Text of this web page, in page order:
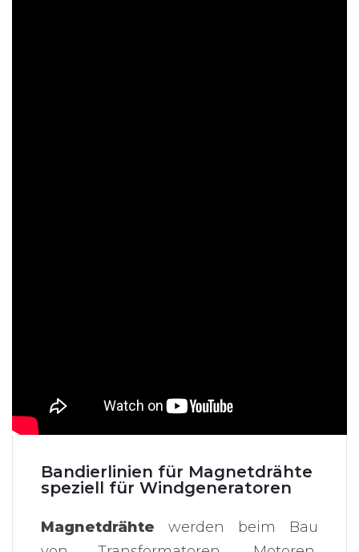
Bandierlinien für Magnetdrähte
speziell für Windgeneratoren
Magnetdrähte werden beim Bau